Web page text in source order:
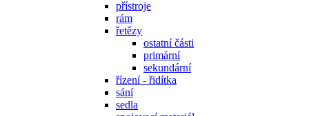
přístroje
rám
řetězy
ostatní části
primární
sekundární
řízení - řidítka
sání
sedla